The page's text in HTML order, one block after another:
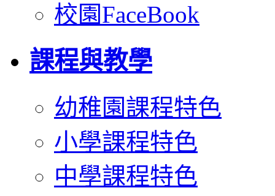
校園FaceBook
課程與教學
幼稚園課程特色
小學課程特色
中學課程特色